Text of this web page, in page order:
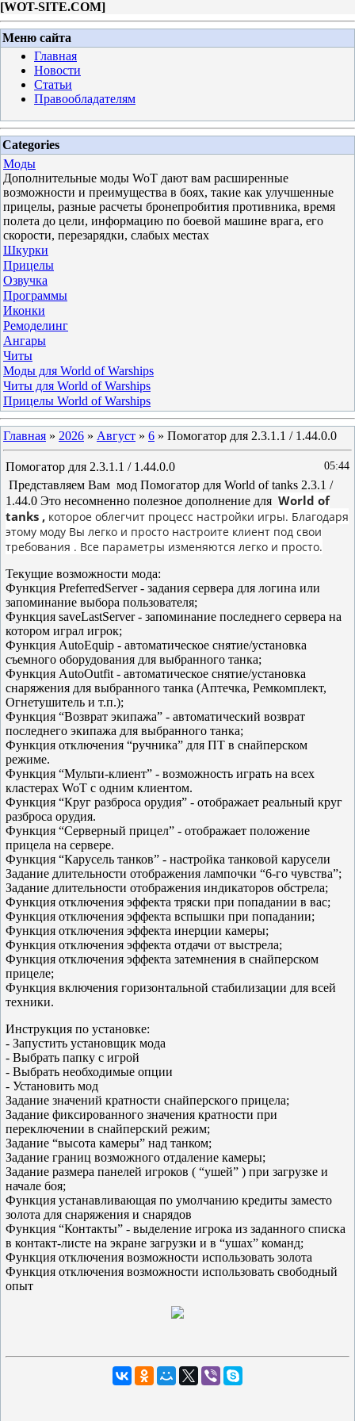
[WOT-SITE.COM]
Меню сайта
Главная
Новости
Статьи
Правообладателям
Categories
Моды
Дополнительные моды WoT дают вам расширенные
возможности и преимущества в боях, такие как улучшенные
прицелы, разные расчеты бронепробития противника, время
полета до цели, информацию по боевой машине врага, его
скорости, перезарядки, слабых местах
Шкурки
Прицелы
Озвучка
Программы
Иконки
Ремоделинг
Ангары
Читы
Моды для World of Warships
Читы для World of Warships
Прицелы World of Warships
Главная » 2026 » Август » 6 » Помогатор для 2.3.1.1 / 1.44.0.0
05:44
Помогатор для 2.3.1.1 / 1.44.0.0
Представляем Вам мод Помогатор для World of tanks 2.3.1 /
1.44.0 Это несомненно полезное дополнение для World of
tanks , которое облегчит процесс настройки игры. Благодаря
этому моду Вы легко и просто настроите клиент под свои
требования . Все параметры изменяются легко и просто.
Текущие возможности мода:
Функция PreferredServer - задания сервера для логина или
запоминание выбора пользователя;
Функция saveLastServer - запоминание последнего сервера на
котором играл игрок;
Функция AutoEquip - автоматическое снятие/установка
съемного оборудования для выбранного танка;
Функция AutoOutfit - автоматическое снятие/установка
снаряжения для выбранного танка (Аптечка, Ремкомплект,
Огнетушитель и т.п.);
Функция “Возврат экипажа” - автоматический возврат
последнего экипажа для выбранного танка;
Функция отключения “ручника” для ПТ в снайперском
режиме.
Функция “Мульти-клиент” - возможность играть на всех
кластерах WoT с одним клиентом.
Функция “Круг разброса орудия” - отображает реальный круг
разброса орудия.
Функция “Серверный прицел” - отображает положение
прицела на сервере.
Функция “Карусель танков” - настройка танковой карусели
Задание длительности отображения лампочки “6-го чувства”;
Задание длительности отображения индикаторов обстрела;
Функция отключения эффекта тряски при попадании в вас;
Функция отключения эффекта вспышки при попадании;
Функция отключения эффекта инерции камеры;
Функция отключения эффекта отдачи от выстрела;
Функция отключения эффекта затемнения в снайперском
прицеле;
Функция включения горизонтальной стабилизации для всей
техники.
Инструкция по установке:
- Запустить установщик мода
- Выбрать папку с игрой
- Выбрать необходимые опции
- Установить мод
Задание значений кратности снайперского прицела;
Задание фиксированного значения кратности при
переключении в снайперский режим;
Задание “высота камеры” над танком;
Задание границ возможного отдаление камеры;
Задание размера панелей игроков ( “ушей” ) при загрузке и
начале боя;
Функция устанавливающая по умолчанию кредиты заместо
золота для снаряжения и снарядов
Функция “Контакты” - выделение игрока из заданного списка
в контакт-листе на экране загрузки и в “ушах” команд;
Функция отключения возможности использовать золота
Функция отключения возможности использовать свободный
опыт